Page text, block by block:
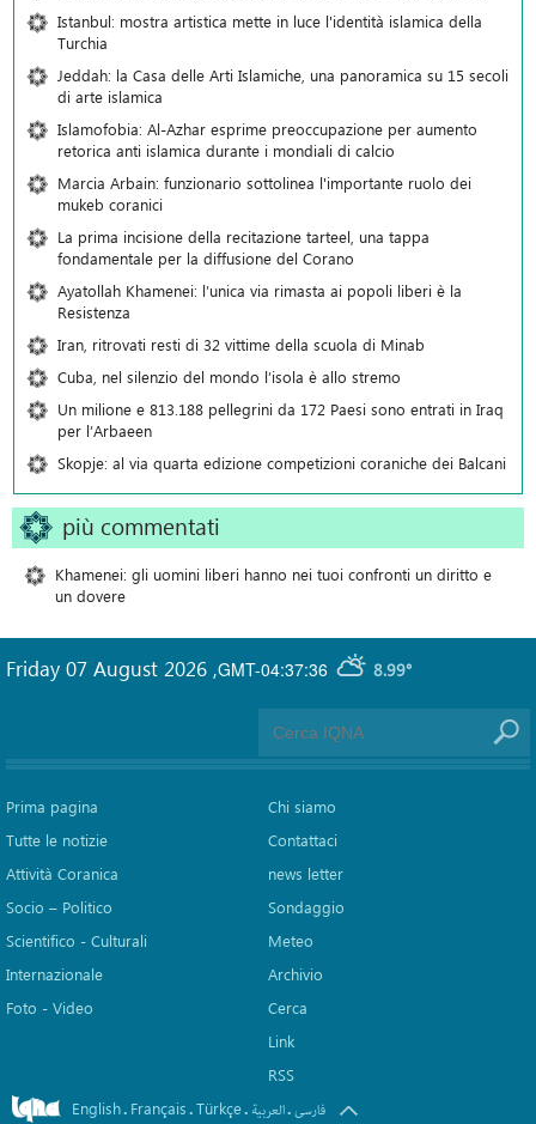
Istanbul: mostra artistica mette in luce l'identità islamica della
Turchia
Jeddah: la Casa delle Arti Islamiche, una panoramica su 15 secoli
di arte islamica
Islamofobia: Al-Azhar esprime preoccupazione per aumento
retorica anti islamica durante i mondiali di calcio
Marcia Arbain: funzionario sottolinea l'importante ruolo dei
mukeb coranici
La prima incisione della recitazione tarteel, una tappa
fondamentale per la diffusione del Corano
Ayatollah Khamenei: l’unica via rimasta ai popoli liberi è la
Resistenza
Iran, ritrovati resti di 32 vittime della scuola di Minab
Cuba, nel silenzio del mondo l’isola è allo stremo
Un milione e 813.188 pellegrini da 172 Paesi sono entrati in Iraq
per l’Arbaeen
Skopje: al via quarta edizione competizioni coraniche dei Balcani
più commentati
Khamenei: gli uomini liberi hanno nei tuoi confronti un diritto e
un dovere
GMT-04:37:36 8.99°
Friday 07 August 2026 ,
Prima pagina
Tutte le notizie
Attività Coranica
Socio – Politico
Scientifico - Culturali
Internazionale
Foto - Video
Chi siamo
Contattaci
news letter
Sondaggio
Meteo
Archivio
Cerca
Link
RSS
English. Français.Türkçe. العربیة.فارسی